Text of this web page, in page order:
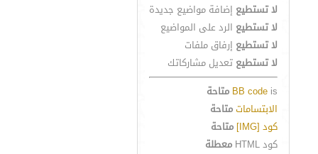
لا تستطيع إضافة مواضيع جديدة
لا تستطيع الرد على المواضيع
لا تستطيع إرفاق ملفات
لا تستطيع تعديل مشاركاتك
BB code is
متاحة
الابتساماتمتاحة
كود [IMG]
متاحة
كود HTML
معطلة